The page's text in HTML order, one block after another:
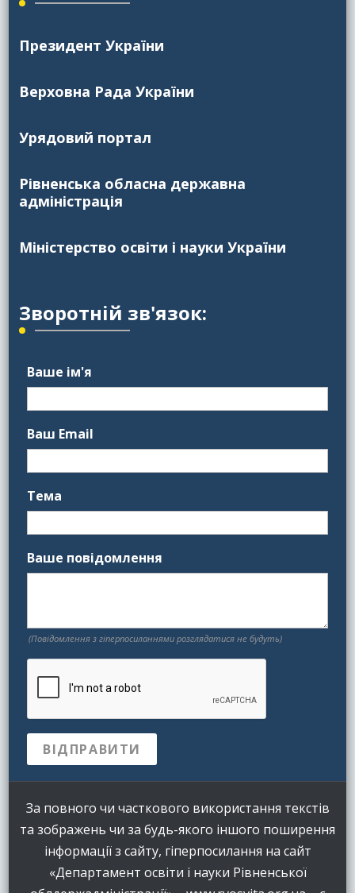
Президент України
Верховна Рада України
Урядовий портал
Рівненська обласна державна
адміністрація
Міністерство освіти і науки України
Зворотній зв'язок:
Ваше ім'я
Ваш Email
Тема
Ваше повідомлення
(Повідомлення з гіперпосиланнями розглядатися не будуть)
За повного чи часткового використання текстів
та зображень чи за будь-якого іншого поширення
інформації з сайту, гіперпосилання на сайт
«Департамент освіти і науки Рівненської